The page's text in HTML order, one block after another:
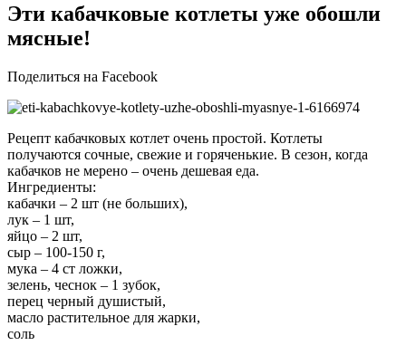
Эти кабачковые котлеты уже обошли
мясные!
Поделиться на Facebook
Рецепт кабачковых котлет очень простой. Котлеты
получаются сочные, свежие и горяченькие. В сезон, когда
кабачков не мерено – очень дешевая еда.
Ингредиенты:
кабачки – 2 шт (не больших),
лук – 1 шт,
яйцо – 2 шт,
сыр – 100-150 г,
мука – 4 ст ложки,
зелень, чеснок – 1 зубок,
перец черный душистый,
масло растительное для жарки,
соль